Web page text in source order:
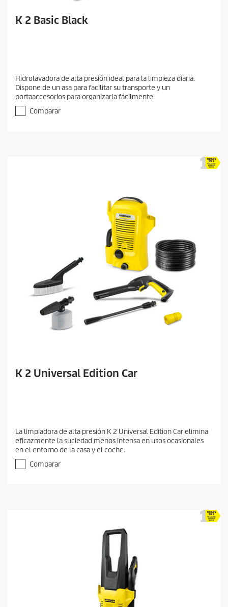
K 2 Basic Black
Hidrolavadora de alta presión ideal para la limpieza diaria.
Dispone de un asa para facilitar su transporte y un
portaaccesorios para organizarla fácilmente.
Comparar
K 2 Universal Edition Car
La limpiadora de alta presión K 2 Universal Edition Car elimina
eficazmente la suciedad menos intensa en usos ocasionales
en el entorno de la casa y el coche.
Comparar